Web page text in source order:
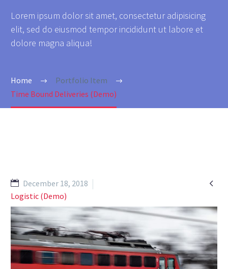
Lorem ipsum dolor sit amet, consectetur adipisicing
elit, sed do eiusmod tempor incididunt ut labore et
dolore magna aliqua!
Home
Portfolio Item
Time Bound Deliveries (Demo)

December 18, 2018
Logistic (Demo)